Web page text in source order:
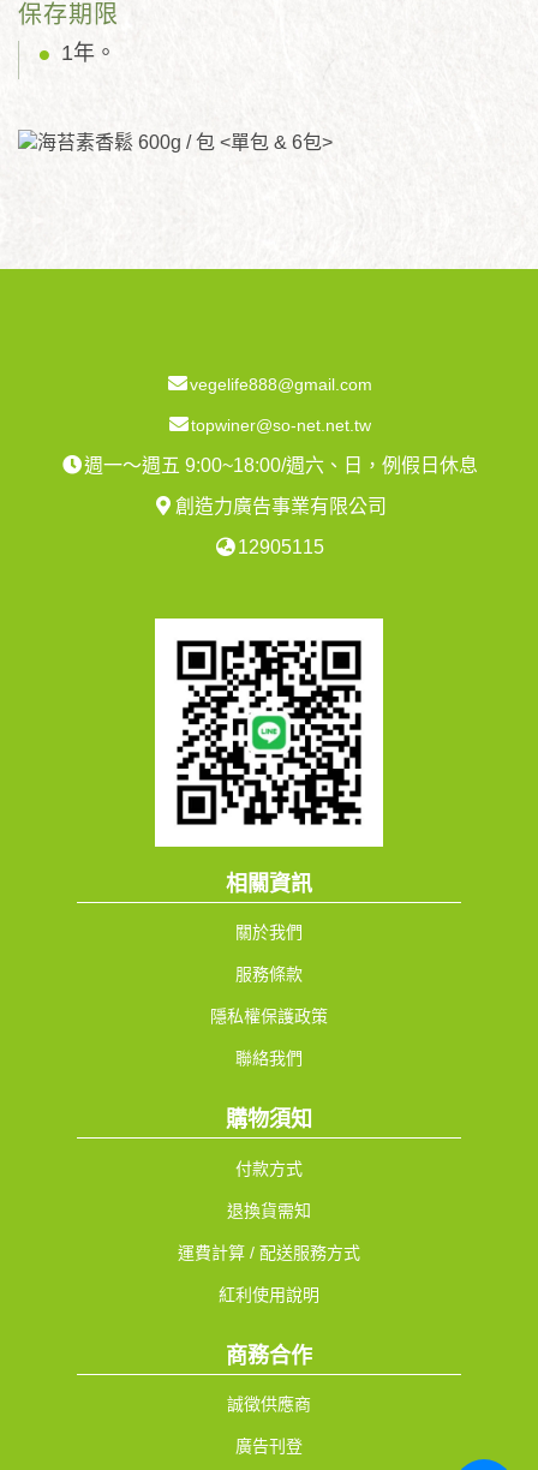
保存期限
1年。
vegelife888@gmail.com
topwiner@so-net.net.tw
週一～週五 9:00~18:00/週六、日，例假日休息
創造力廣告事業有限公司
12905115
相關資訊
關於我們
服務條款
隱私權保護政策
聯絡我們
購物須知
付款方式
退換貨需知
運費計算 / 配送服務方式
紅利使用說明
商務合作
誠徵供應商
廣告刊登